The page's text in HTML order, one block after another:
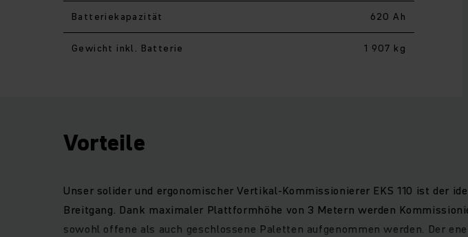
Batteriekapazität 620 Ah
Gewicht inkl. Batterie 1 907 kg
Vorteile
Unser solider und ergonomischer Vertikal-Kommissionierer EKS 110 ist der
Breitgang. Dank maximaler Plattformhöhe von 3 Metern werden
sowohl offene als auch geschlossene Paletten aufgenommen werden. Der